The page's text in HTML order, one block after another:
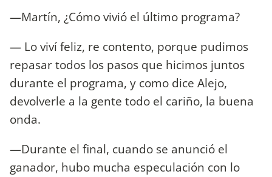
—Martín, ¿Cómo vivió el último programa?
— Lo viví feliz, re contento, porque pudimos
repasar todos los pasos que hicimos juntos
durante el programa, y como dice Alejo,
devolverle a la gente todo el cariño, la buena
onda.
—Durante el final, cuando se anunció el
ganador, hubo mucha especulación con lo